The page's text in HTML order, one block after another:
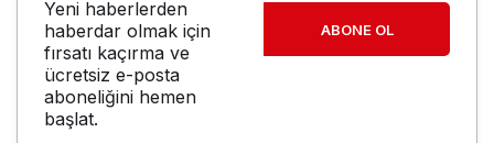
Yeni haberlerden
haberdar olmak için
fırsatı kaçırma ve
ücretsiz e-posta
aboneliğini hemen
başlat.
ABONE OL